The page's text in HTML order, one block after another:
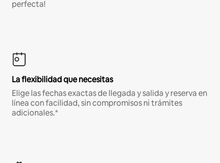
perfecta!
La flexibilidad que necesitas
Elige las fechas exactas de llegada y salida y reserva en
línea con facilidad, sin compromisos ni trámites
adicionales.*